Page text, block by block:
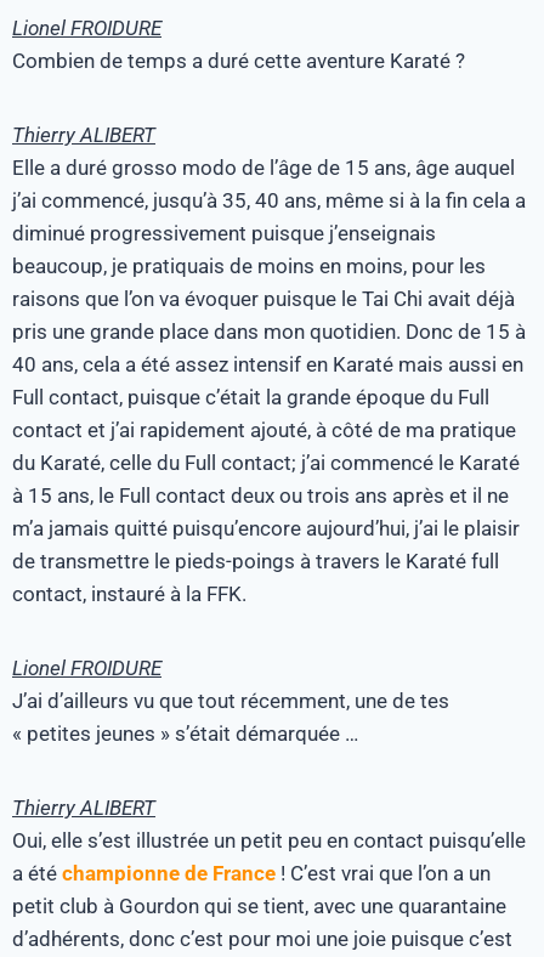
Lionel FROIDURE
Combien de temps a duré cette aventure Karaté ?
Thierry ALIBERT
Elle a duré grosso modo de l’âge de 15 ans, âge auquel
j’ai commencé, jusqu’à 35, 40 ans, même si à la fin cela a
diminué progressivement puisque j’enseignais
beaucoup, je pratiquais de moins en moins, pour les
raisons que l’on va évoquer puisque le Tai Chi avait déjà
pris une grande place dans mon quotidien. Donc de 15 à
40 ans, cela a été assez intensif en Karaté mais aussi en
Full contact, puisque c’était la grande époque du Full
contact et j’ai rapidement ajouté, à côté de ma pratique
du Karaté, celle du Full contact; j’ai commencé le Karaté
à 15 ans, le Full contact deux ou trois ans après et il ne
m’a jamais quitté puisqu’encore aujourd’hui, j’ai le plaisir
de transmettre le pieds-poings à travers le Karaté full
contact, instauré à la FFK.
Lionel FROIDURE
J’ai d’ailleurs vu que tout récemment, une de tes
« petites jeunes » s’était démarquée …
Thierry ALIBERT
Oui, elle s’est illustrée un petit peu en contact puisqu’elle
a été championne de France ! C’est vrai que l’on a un
petit club à Gourdon qui se tient, avec une quarantaine
d’adhérents, donc c’est pour moi une joie puisque c’est